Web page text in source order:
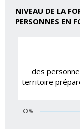
NIVEAU DE LA
PERSONNES EN
des
territoire
60 %